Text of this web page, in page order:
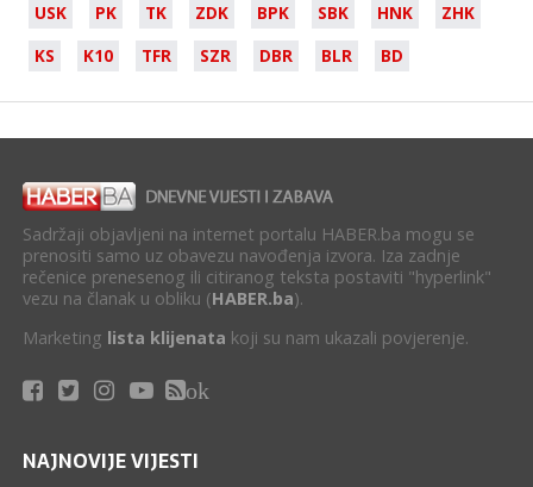
USK PK TK ZDK BPK SBK HNK
ZHK
KS
K10 TFR SZR DBR BLR BD
Sadržaji objavljeni na internet portalu HABER.ba mogu se
prenositi samo uz obavezu navođenja izvora. Iza zadnje
rečenice prenesenog ili citiranog teksta postaviti "hyperlink"
vezu na članak u obliku (HABER.ba).
Marketing lista klijenata koji su nam ukazali povjerenje.
ok
NAJNOVIJE VIJESTI